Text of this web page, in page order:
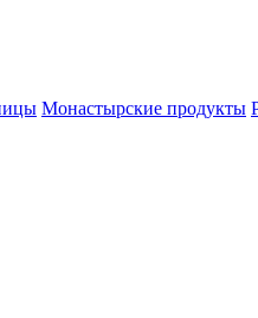
Монастырские продукты